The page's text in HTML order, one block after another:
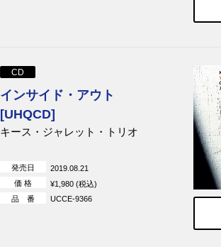
CD
インサイド・アウト
[UHQCD]
キース・ジャレット・トリオ
発売日
2019.08.21
価 格
¥1,980 (税込)
品 番
UCCE-9366